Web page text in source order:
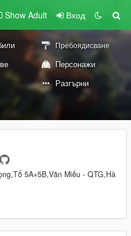
Show Adult Вход
Пребоядисване
Персонажи
Разгърни
5A+5B,Văn Miếu - QTG,Hà